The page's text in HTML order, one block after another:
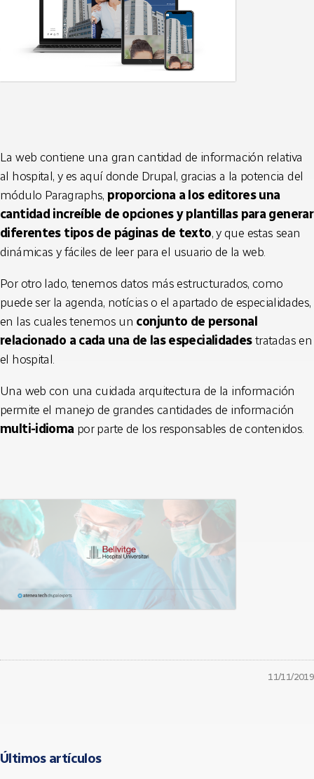
La web contiene una gran cantidad de información relativa
al hospital, y es aquí donde Drupal, gracias a la potencia del
módulo Paragraphs,proporciona a los editores una
cantidad increíble de opciones y plantillas para generar
diferentes tipos de páginas de texto, y que estas sean
dinámicas y fáciles de leer para el usuario de la web.
Por otro lado, tenemos datos más estructurados, como
puede ser la agenda, notícias o el apartado de especialidades,
en las cuales tenemos un conjunto de personal
relacionado a cada una de las especialidadestratadas en
el hospital.
Una web con una cuidada arquitectura de la información
permite el manejo de grandes cantidades de información
multi-idiomapor parte de los responsables de contenidos.
11/11/2019
Últimos artículos